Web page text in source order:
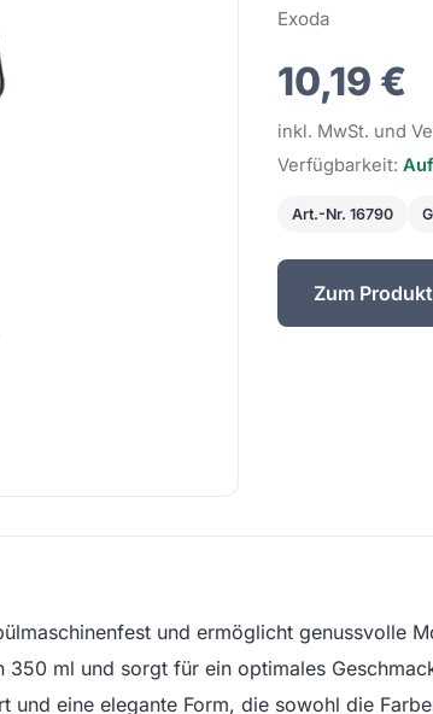
Exoda
10,19 €
inkl. MwSt. und
Verfügbarkeit:
Art.-Nr. 16790
Zum
und ermöglicht genussvolle
350 ml und sorgt für ein optimales
und eine elegante Form, die sowohl die